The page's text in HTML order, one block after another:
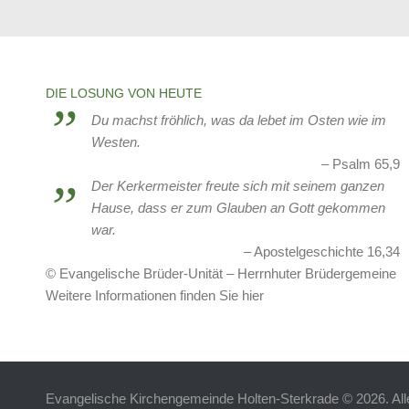
Verein zur Förderung der Jugend in
Holten-Sterkrade
Weißrusslandhilfe- Aktuelles
DIE LOSUNG VON HEUTE
Du machst fröhlich, was da lebet im Osten wie im
Westen.
Psalm 65,9
Der Kerkermeister freute sich mit seinem ganzen
Hause, dass er zum Glauben an Gott gekommen
war.
Apostelgeschichte 16,34
© Evangelische Brüder-Unität – Herrnhuter Brüdergemeine
Weitere Informationen finden Sie hier
Evangelische Kirchengemeinde Holten-Sterkrade © 2026.